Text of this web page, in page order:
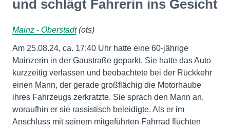
und schlägt Fahrerin ins Gesicht
Mainz - Oberstadt(ots)
Am 25.08.24, ca. 17:40 Uhr hatte eine 60-jährige
Mainzerin in der Gaustraße geparkt. Sie hatte das Auto
kurzzeitig verlassen und beobachtete bei der Rückkehr
einen Mann, der gerade großflächig die Motorhaube
ihres Fahrzeugs zerkratzte. Sie sprach den Mann an,
woraufhin er sie rassistisch beleidigte. Als er im
Anschluss mit seinem mitgeführten Fahrrad flüchten